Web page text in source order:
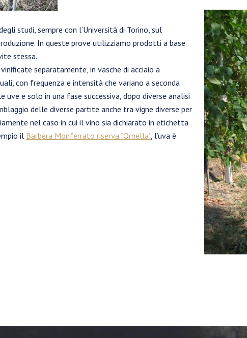
studi, sempre con l’Università di Torino, sul
In queste prove utilizziamo prodotti a base
stessa.
separatamente, in vasche di acciaio a
con frequenza e intensità che variano a seconda
e solo in una fase successiva, dopo diverse analisi
delle diverse partite anche tra vigne diverse per
nel caso in cui il vino sia dichiarato in etichetta
il Barbera Monferrato riserva “Ornella”, l’uva è